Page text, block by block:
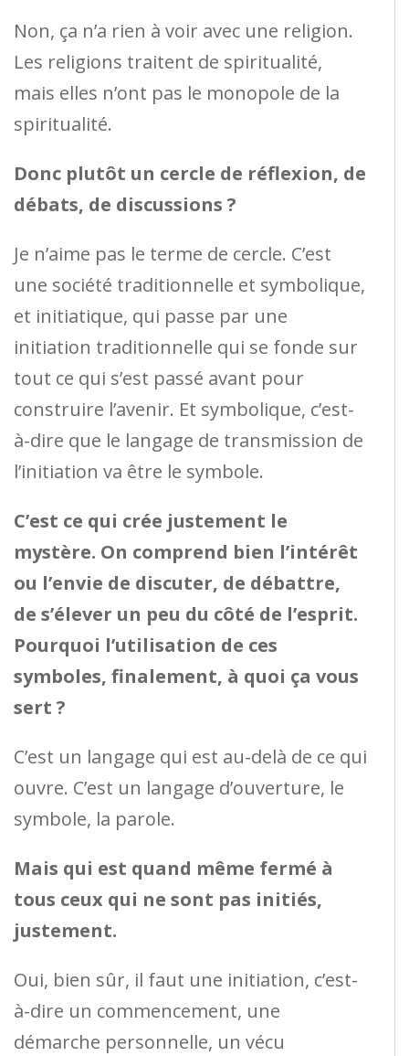
Non, ça n’a rien à voir avec une religion.
Les religions traitent de spiritualité,
mais elles n’ont pas le monopole de la
spiritualité.
Donc plutôt un cercle de réflexion, de
débats, de discussions ?
Je n’aime pas le terme de cercle. C’est
une société traditionnelle et symbolique,
et initiatique, qui passe par une
initiation traditionnelle qui se fonde sur
tout ce qui s’est passé avant pour
construire l’avenir. Et symbolique, c’est-
à-dire que le langage de transmission de
l’initiation va être le symbole.
C’est ce qui crée justement le
mystère. On comprend bien l’intérêt
ou l’envie de discuter, de débattre,
de s’élever un peu du côté de l’esprit.
Pourquoi l’utilisation de ces
symboles, finalement, à quoi ça vous
sert ?
C’est un langage qui est au-delà de ce qui
ouvre. C’est un langage d’ouverture, le
symbole, la parole.
Mais qui est quand même fermé à
tous ceux qui ne sont pas initiés,
justement.
Oui, bien sûr, il faut une initiation, c’est-
à-dire un commencement, une
démarche personnelle, un vécu